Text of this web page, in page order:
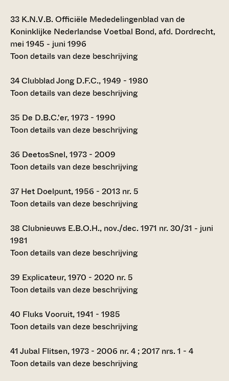
33 K.N.V.B. Officiële Mededelingenblad van de
Koninklijke Nederlandse Voetbal Bond, afd. Dordrecht,
mei 1945 - juni 1996
Toon details van deze beschrijving
34Clubblad Jong D.F.C., 1949 - 1980
Toon details van deze beschrijving
35 De D.B.C.'er, 1973 - 1990
Toon details van deze beschrijving
36 DeetosSnel, 1973 - 2009
Toon details van deze beschrijving
37 Het Doelpunt, 1956 - 2013 nr. 5
Toon details van deze beschrijving
38 Clubnieuws E.B.O.H., nov./dec. 1971 nr. 30/31 - juni
1981
Toon details van deze beschrijving
39 Explicateur, 1970 - 2020 nr. 5
Toon details van deze beschrijving
40 Fluks Vooruit, 1941 - 1985
Toon details van deze beschrijving
41 Jubal Flitsen, 1973 - 2006 nr. 4 ; 2017 nrs. 1 - 4
Toon details van deze beschrijving